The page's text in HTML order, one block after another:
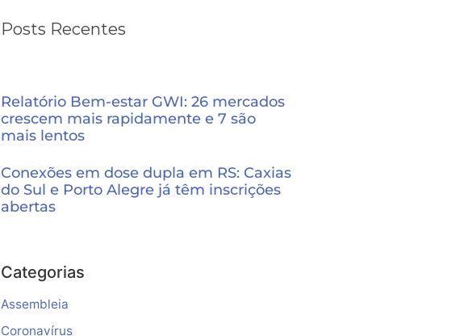
Posts Recentes
Relatório Bem-estar GWI: 26 mercados
crescem mais rapidamente e 7 são
mais lentos
Conexões em dose dupla em RS: Caxias
do Sul e Porto Alegre já têm inscrições
abertas
Categorias
Assembleia
Coronavírus